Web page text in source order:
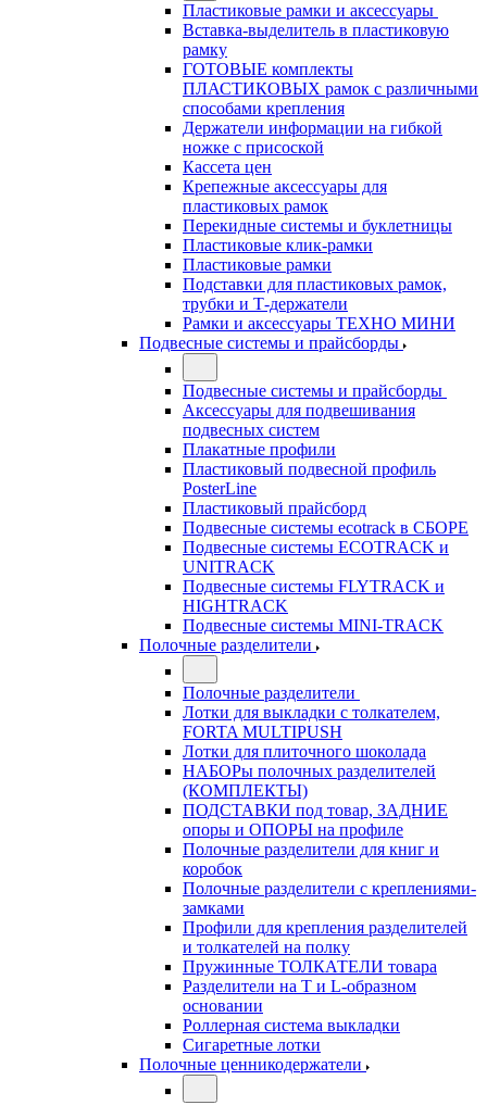
Пластиковые рамки и аксессуары
Вставка-выделитель в пластиковую
рамку
ГОТОВЫЕ комплекты
ПЛАСТИКОВЫХ рамок с различными
способами крепления
Держатели информации на гибкой
ножке с присоской
Кассета цен
Крепежные аксессуары для
пластиковых рамок
Перекидные системы и буклетницы
Пластиковые клик-рамки
Пластиковые рамки
Подставки для пластиковых рамок,
трубки и Т-держатели
Рамки и аксессуары ТЕХНО МИНИ
Подвесные системы и прайсборды
Подвесные системы и прайсборды
Аксессуары для подвешивания
подвесных систем
Плакатные профили
Пластиковый подвесной профиль
PosterLine
Пластиковый прайсборд
Подвесные системы ecotrack в СБОРЕ
Подвесные системы ECOTRACK и
UNITRACK
Подвесные системы FLYTRACK и
HIGHTRACK
Подвесные системы MINI-TRACK
Полочные разделители
Полочные разделители
Лотки для выкладки с толкателем,
FORTA MULTIPUSH
Лотки для плиточного шоколада
НАБОРы полочных разделителей
(КОМПЛЕКТЫ)
ПОДСТАВКИ под товар, ЗАДНИЕ
опоры и ОПОРЫ на профиле
Полочные разделители для книг и
коробок
Полочные разделители с креплениями-
замками
Профили для крепления разделителей
и толкателей на полку
Пружинные ТОЛКАТЕЛИ товара
Разделители на Т и L-образном
основании
Роллерная система выкладки
Сигаретные лотки
Полочные ценникодержатели